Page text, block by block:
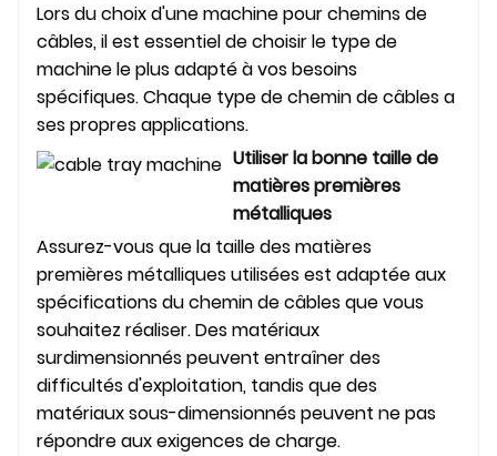
Lors du choix d'une machine pour chemins de
câbles, il est essentiel de choisir le type de
machine le plus adapté à vos besoins
spécifiques. Chaque type de chemin de câbles a
ses propres applications.
Utiliser la bonne taille de
matières premières
métalliques
Assurez-vous que la taille des matières
premières métalliques utilisées est adaptée aux
spécifications du chemin de câbles que vous
souhaitez réaliser. Des matériaux
surdimensionnés peuvent entraîner des
difficultés d'exploitation, tandis que des
matériaux sous-dimensionnés peuvent ne pas
répondre aux exigences de charge.